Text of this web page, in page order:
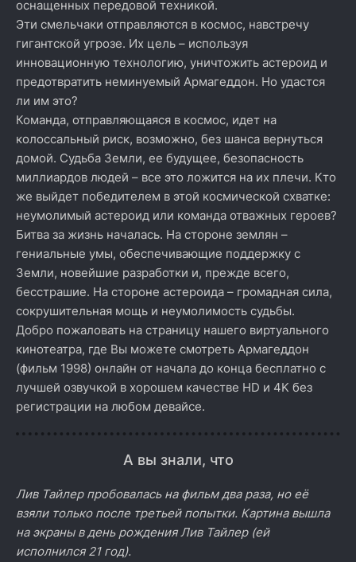
оснащенных передовой техникой.
Эти смельчаки отправляются в космос, навстречу
гигантской угрозе. Их цель – используя
инновационную технологию, уничтожить астероид и
предотвратить неминуемый Армагеддон. Но удастся
ли им это?
Команда, отправляющаяся в космос, идет на
колоссальный риск, возможно, без шанса вернуться
домой. Судьба Земли, ее будущее, безопасность
миллиардов людей – все это ложится на их плечи. Кто
же выйдет победителем в этой космической схватке:
неумолимый астероид или команда отважных героев?
Битва за жизнь началась. На стороне землян –
гениальные умы, обеспечивающие поддержку с
Земли, новейшие разработки и, прежде всего,
бесстрашие. На стороне астероида – громадная сила,
сокрушительная мощь и неумолимость судьбы.
Добро пожаловать на страницу нашего виртуального
кинотеатра, где Вы можете смотреть Армагеддон
(фильм 1998) онлайн от начала до конца бесплатно с
лучшей озвучкой в хорошем качестве HD и 4K без
регистрации на любом девайсе.
А вы знали, что
Лив Тайлер пробовалась на фильм два раза, но её
взяли только после третьей попытки. Картина вышла
на экраны в день рождения Лив Тайлер (ей
исполнился 21 год).